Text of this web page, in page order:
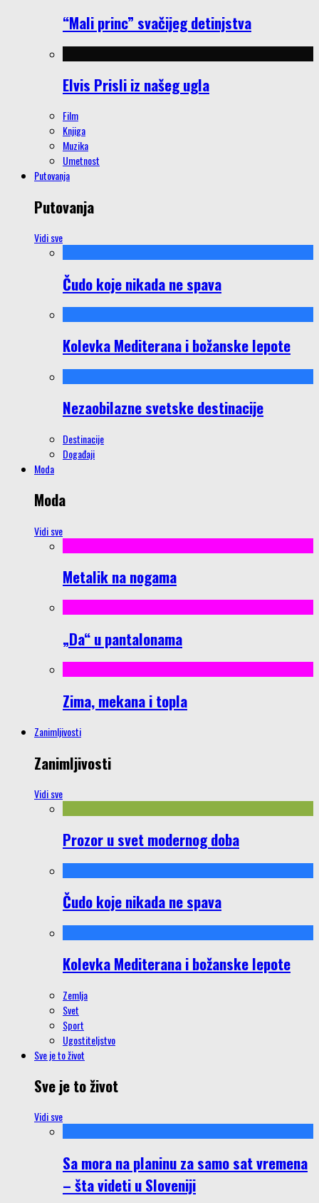
“Mali princ” svačijeg detinjstva
Elvis Prisli iz našeg ugla
Film
Knjiga
Muzika
Umetnost
Putovanja
Putovanja
Vidi sve
Čudo koje nikada ne spava
Kolevka Mediterana i božanske lepote
Nezaobilazne svetske destinacije
Destinacije
Događaji
Moda
Moda
Vidi sve
Metalik na nogama
„Da“ u pantalonama
Zima, mekana i topla
Zanimljivosti
Zanimljivosti
Vidi sve
Prozor u svet modernog doba
Čudo koje nikada ne spava
Kolevka Mediterana i božanske lepote
Zemlja
Svet
Sport
Ugostiteljstvo
Sve je to život
Sve je to život
Vidi sve
Sa mora na planinu za samo sat vremena
– šta videti u Sloveniji